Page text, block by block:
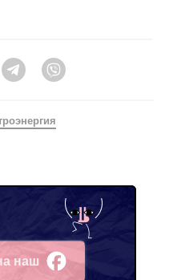
Telegram
наш